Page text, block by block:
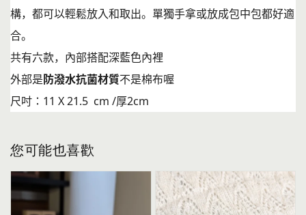
構，都可以輕鬆放入和取出。單獨手拿或放成包中包都好適
合。
共有六款，內部搭配深藍色內裡
外部是防潑水抗菌材質不是棉布喔
尺吋：11 X 21.5 cm /厚2cm
您可能也喜歡